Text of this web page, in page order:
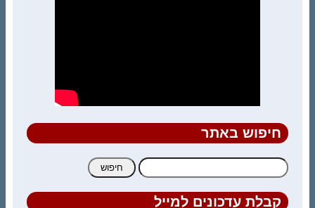
חיפוש באתר
חיפוש:
קבלת עדכונים למייל